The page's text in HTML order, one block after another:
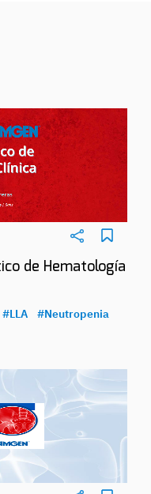
de Hematología
#LLA
#Neutropenia